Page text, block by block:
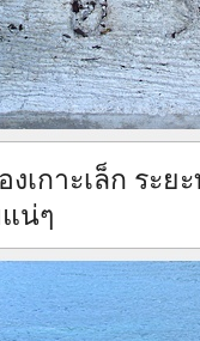
เกาะเล็ก ระ
น่ๆ